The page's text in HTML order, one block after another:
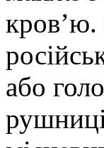
кров’ю.
або